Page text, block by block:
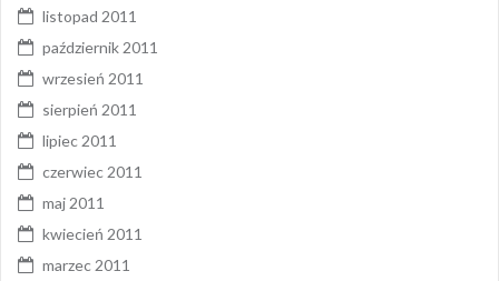
listopad 2011
październik 2011
wrzesień 2011
sierpień 2011
lipiec 2011
czerwiec 2011
maj 2011
kwiecień 2011
marzec 2011